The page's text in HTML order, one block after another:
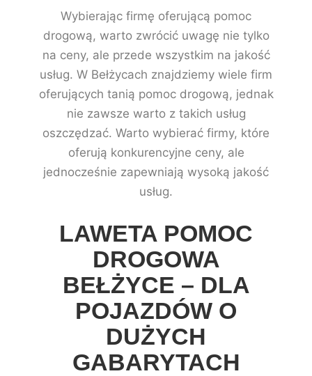
Wybierając firmę oferującą pomoc
drogową, warto zwrócić uwagę nie tylko
na ceny, ale przede wszystkim na jakość
usług. W Bełżycach znajdziemy wiele firm
oferujących tanią pomoc drogową, jednak
nie zawsze warto z takich usług
oszczędzać. Warto wybierać firmy, które
oferują konkurencyjne ceny, ale
jednocześnie zapewniają wysoką jakość
usług.
LAWETA POMOC
DROGOWA
BEŁŻYCE – DLA
POJAZDÓW O
DUŻYCH
GABARYTACH